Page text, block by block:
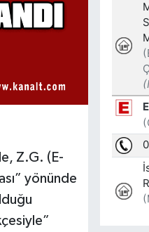
Z.G. (E-
yönünde